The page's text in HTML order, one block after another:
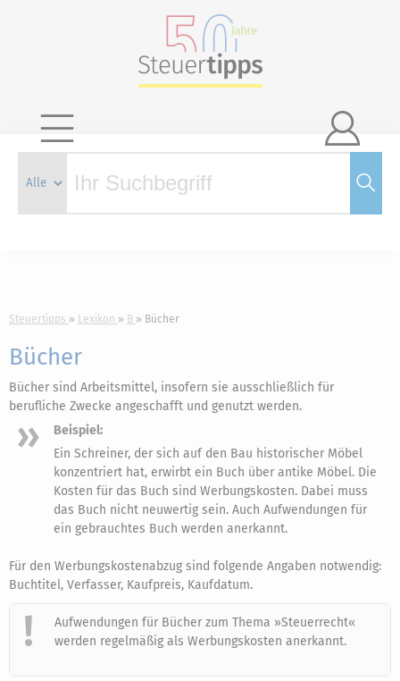

Steuertipps Lexikon B Bücher
Bücher
Bücher sind Arbeitsmittel, insofern sie ausschließlich für
berufliche Zwecke angeschafft und genutzt werden.
Beispiel:
Ein Schreiner, der sich auf den Bau historischer Möbel
konzentriert hat, erwirbt ein Buch über antike Möbel. Die
Kosten für das Buch sind Werbungskosten. Dabei muss
das Buch nicht neuwertig sein. Auch Aufwendungen für
ein gebrauchtes Buch werden anerkannt.
Für den Werbungskostenabzug sind folgende Angaben notwendig:
Buchtitel, Verfasser, Kaufpreis, Kaufdatum.
Aufwendungen für Bücher zum Thema »Steuerrecht«
werden regelmäßig als Werbungskosten anerkannt.